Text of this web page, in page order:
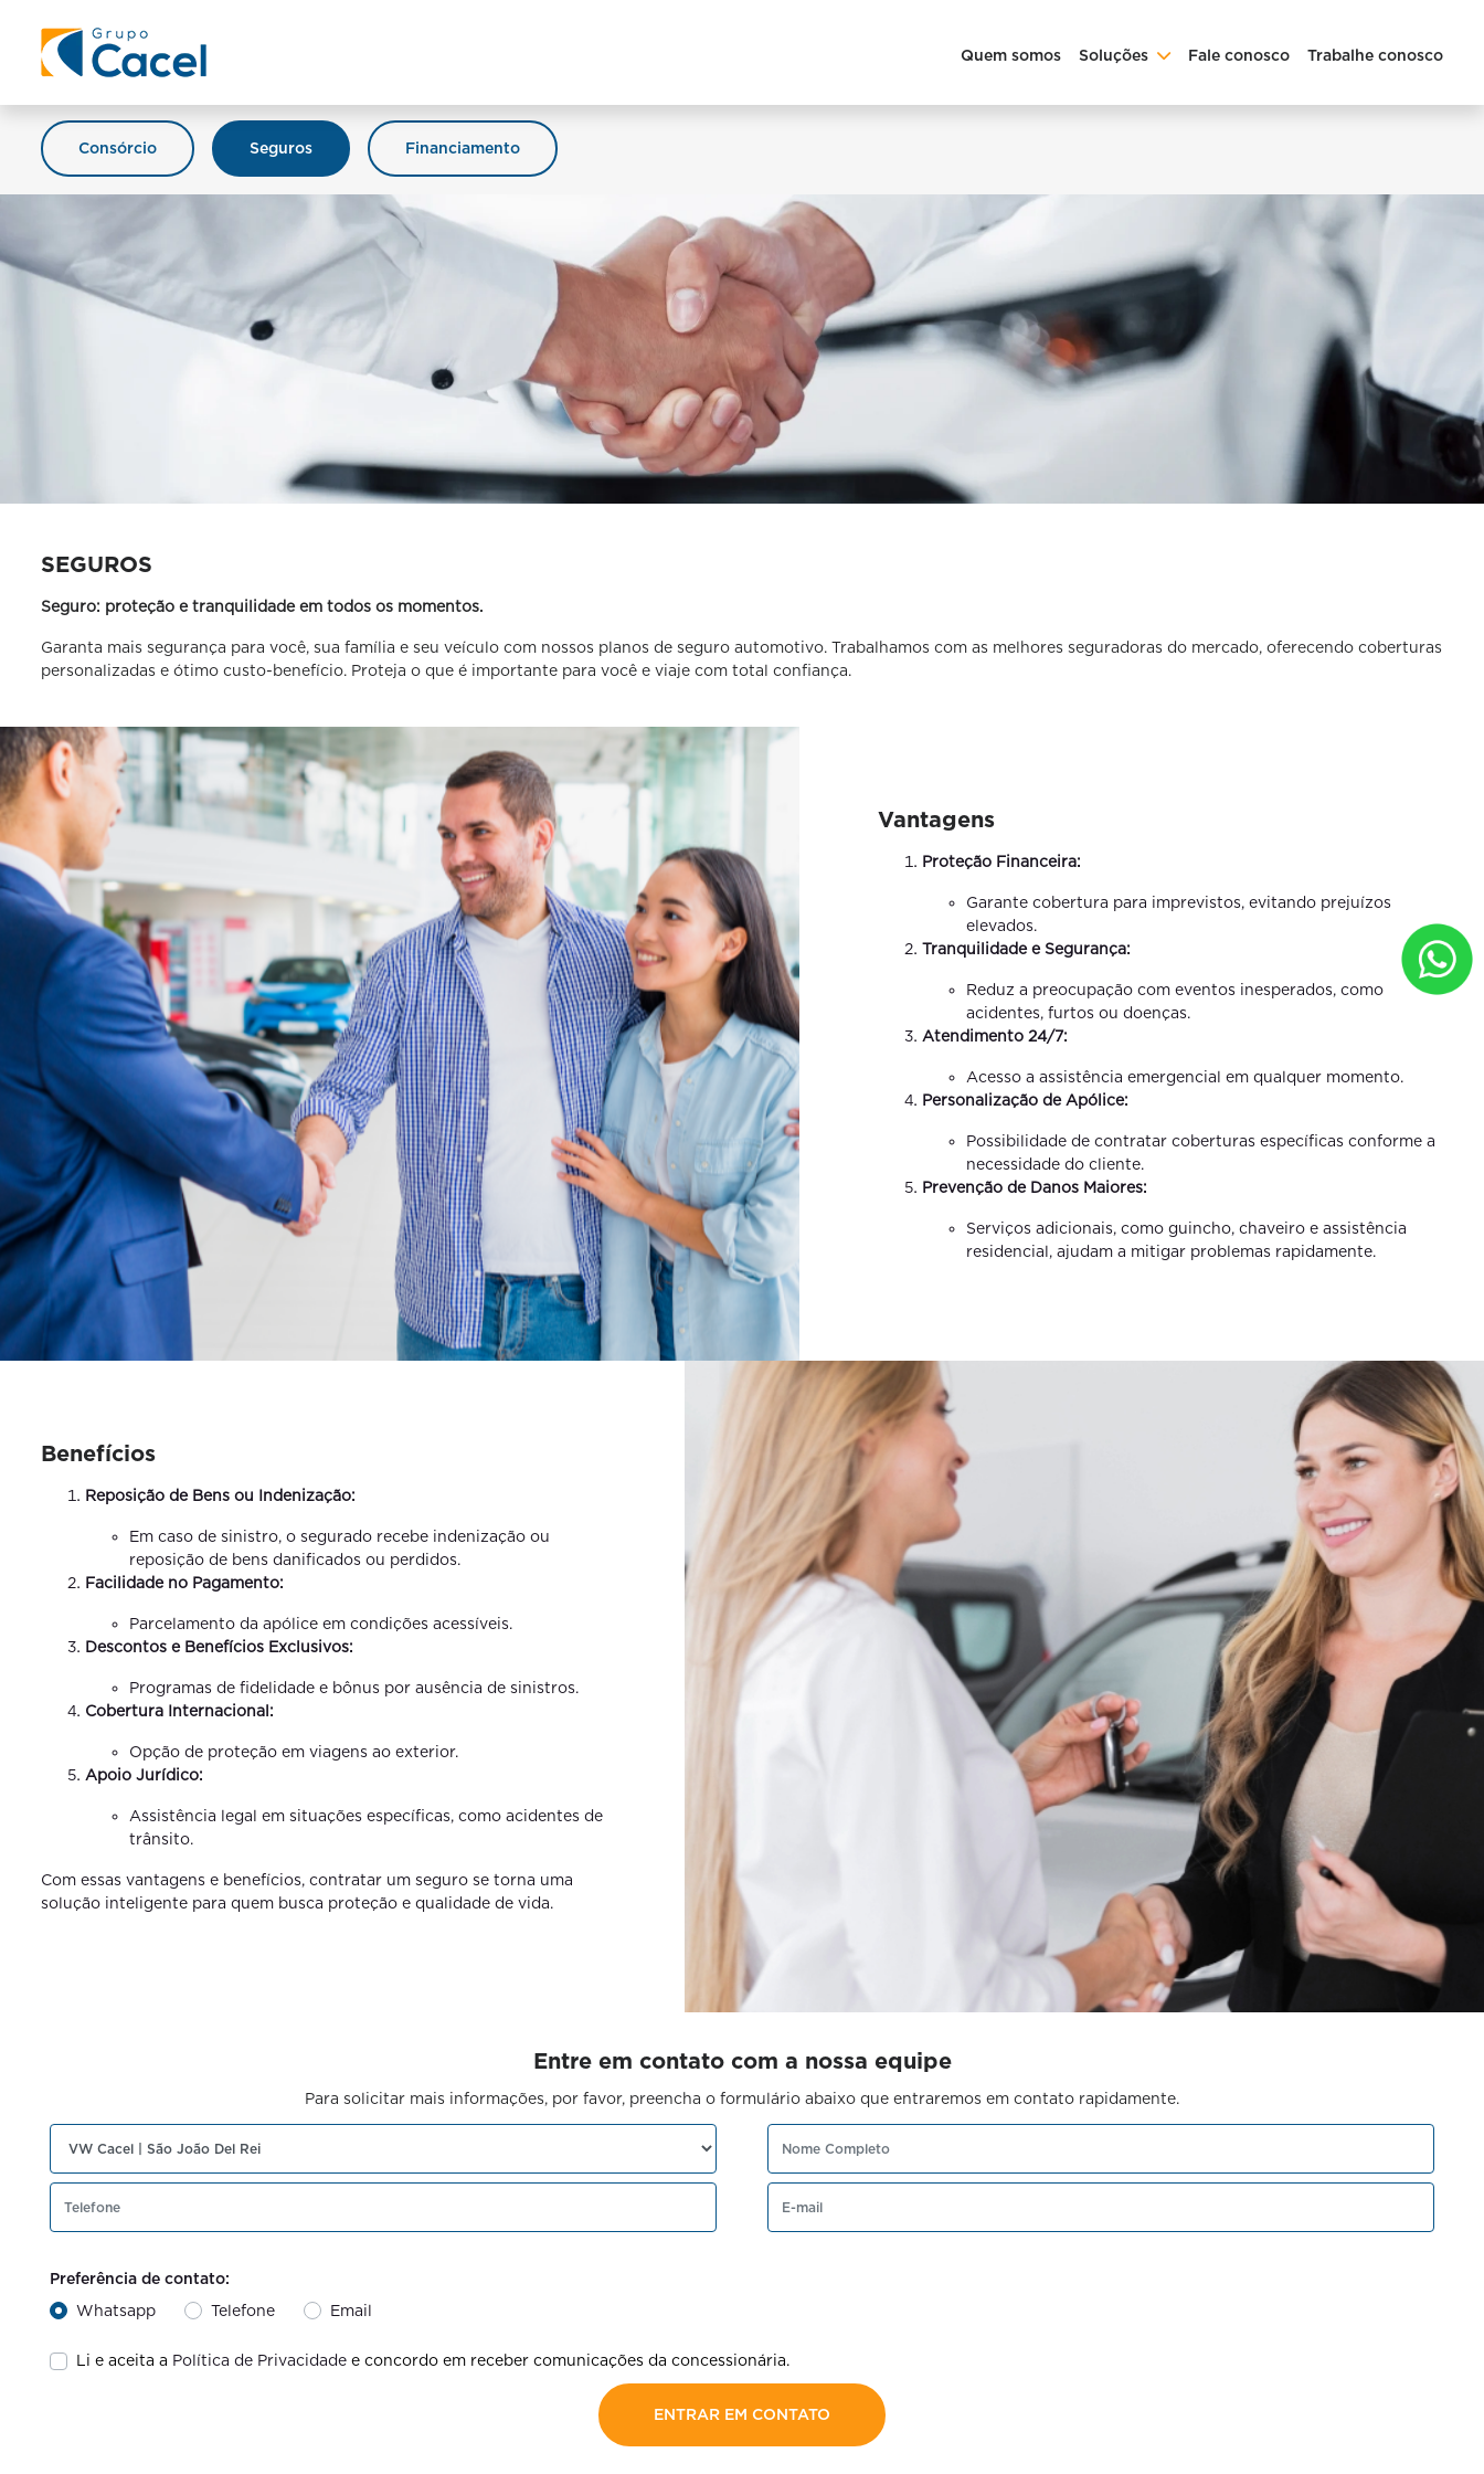
Quem somos Soluções Fale conosco Trabalhe conosco
Consórcio Seguros Financiamento
SEGUROS
Seguro: proteção e tranquilidade em todos os momentos.
Garanta mais segurança para você, sua família e seu veículo com nossos planos de seguro automotivo. Trabalhamos com as melhores seguradoras do mercado, oferecendo coberturas
personalizadas e ótimo custo-benefício. Proteja o que é importante para você e viaje com total confiança.
Vantagens
Proteção Financeira:
Garante cobertura para imprevistos, evitando prejuízos
elevados.
Tranquilidade e Segurança:
Reduz a preocupação com eventos inesperados, como
acidentes, furtos ou doenças.
Atendimento 24/7:
Acesso a assistência emergencial em qualquer momento.
Personalização de Apólice:
Possibilidade de contratar coberturas específicas conforme a
necessidade do cliente.
Prevenção de Danos Maiores:
Serviços adicionais, como guincho, chaveiro e assistência
residencial, ajudam a mitigar problemas rapidamente.
Benefícios
Reposição de Bens ou Indenização:
Em caso de sinistro, o segurado recebe indenização ou
reposição de bens danificados ou perdidos.
Facilidade no Pagamento:
Parcelamento da apólice em condições acessíveis.
Descontos e Benefícios Exclusivos:
Programas de fidelidade e bônus por ausência de sinistros.
Cobertura Internacional:
Opção de proteção em viagens ao exterior.
Apoio Jurídico:
Assistência legal em situações específicas, como acidentes de
trânsito.
Com essas vantagens e benefícios, contratar um seguro se torna uma
solução inteligente para quem busca proteção e qualidade de vida.
Entre em contato com a nossa equipe
Para solicitar mais informações, por favor, preencha o formulário abaixo que entraremos em contato rapidamente.
Preferência de contato:
Whatsapp
Telefone Email
Li e aceita a Política de Privacidade e concordo em receber comunicações da concessionária.
ENTRAR EM CONTATO